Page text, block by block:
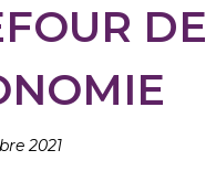
DE
2021